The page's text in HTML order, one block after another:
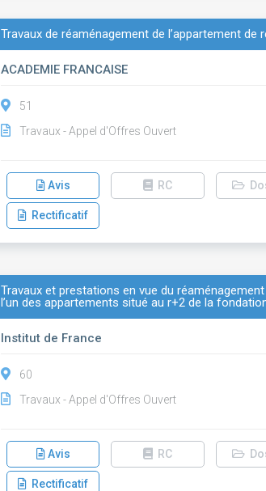
Travaux de réaménagement de l’appartement
ACADEMIE FRANCAISE
51
Travaux - Appel d'Offres Ouvert
Avis RC
Rectificatif
Travaux et prestations en vue du
l’un des appartements situé au r+2 de la
Institut de France
60
Travaux - Appel d'Offres Ouvert
Avis RC
Rectificatif